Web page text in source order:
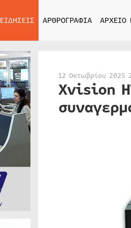
ΕΙΔΗΣΕΙΣ ΑΡΘΡΟΓΡΑΦΙΑ ΑΡΧΕΙΟ
12 Οκτωβρίου 2025
Xvision